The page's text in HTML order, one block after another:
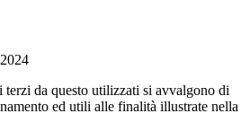
terzi da questo utilizzati si avvalgono di
ed utili alle finalità illustrate nella